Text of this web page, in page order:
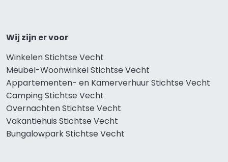
Wij zijn er voor
Winkelen Stichtse Vecht
Meubel-Woonwinkel Stichtse Vecht
Appartementen- en Kamerverhuur Stichtse Vecht
Camping Stichtse Vecht
Overnachten Stichtse Vecht
Vakantiehuis Stichtse Vecht
Bungalowpark Stichtse Vecht